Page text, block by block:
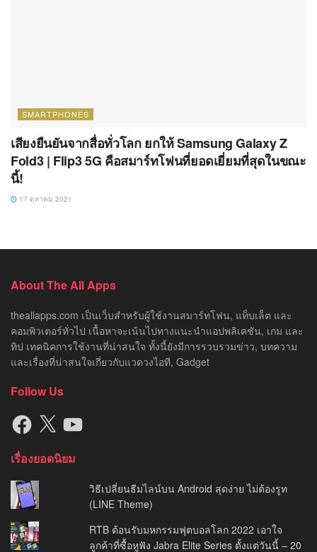
SMARTPHONES
เสียงยืนยันจากสื่อทั่วโลก ยกให้ Samsung Galaxy Z
Fold3 | Flip3 5G คือสมาร์ทโฟนที่ยอดเยี่ยมที่สุดในขณะ
นี้!
17 ตุลาคม 2021
About The All Apps
theallapps.com เป็นเว็บสำหรับผู้ใช้งานสมาร์ทโฟน, แท็บเล็ต และ
คอมพิวเตอร์ทั่วไป เนื้อหาจะเน้นไปทางแนะนำแอปพลิเคชัน, เกม และ
ทิป เทคนิคการใช้งานที่น่าสนใจ ทั้งนี้ยังมีการรวบรวมข่าว, บทความ
และเรื่องที่น่าสนใจเกี่ยวกับแวดวงไอที, Gadget
Follow Us
Facebook
X YouTube
เรื่องยอดนิยม
วิธีเปลี่ยนธีมไลน์บน Android สุดง่าย ไม่ต้องรูท
(LINE Theme)
RTB ต้อนรับมหกรรมฟุตบอลโลก 2022 เอาใจ
ลูกค้าที่ซื้อหูฟัง Jabra Elite Series ตั้งแต่วันนี้ – 20